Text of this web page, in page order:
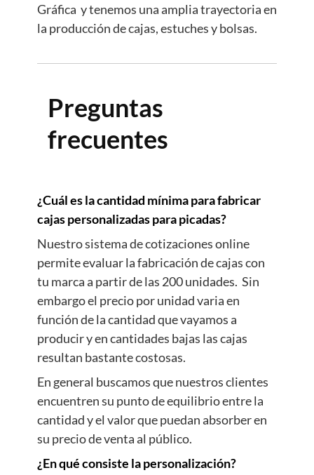
Gráfica y tenemos una amplia trayectoria en
la producción de cajas, estuches y bolsas.
Preguntas
frecuentes
¿Cuál es la cantidad mínima para fabricar
cajas personalizadas para picadas?
Nuestro sistema de cotizaciones online
permite evaluar la fabricación de cajas con
tu marca a partir de las 200 unidades. Sin
embargo el precio por unidad varia en
función de la cantidad que vayamos a
producir y en cantidades bajas las cajas
resultan bastante costosas.
En general buscamos que nuestros clientes
encuentren su punto de equilibrio entre la
cantidad y el valor que puedan absorber en
su precio de venta al público.
¿En qué consiste la personalización?